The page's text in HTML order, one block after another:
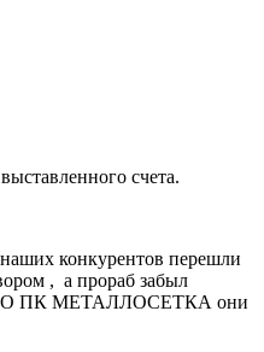
счета.
конкурентов перешли
, а прораб забыл
ООО ПК МЕТАЛЛОСЕТКА они